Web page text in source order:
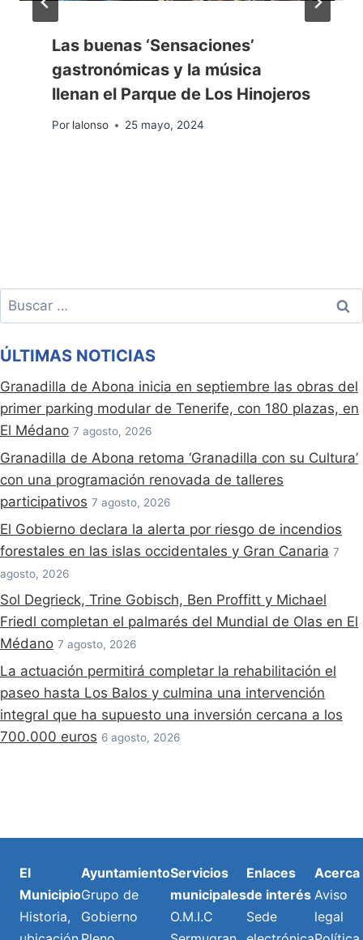
Las buenas ‘Sensaciones’
gastronómicas y la música
llenan el Parque de Los Hinojeros
Por lalonso 25 mayo, 2024
Buscar:
ÚLTIMAS NOTICIAS
Granadilla de Abona inicia en septiembre las obras del
primer parking modular de Tenerife, con 180 plazas, en
El Médano 7 agosto, 2026
Granadilla de Abona retoma ‘Granadilla con su Cultura’
con una programación renovada de talleres
participativos 7 agosto, 2026
El Gobierno declara la alerta por riesgo de incendios
forestales en las islas occidentales y Gran Canaria 7
agosto, 2026
Sol Degrieck, Trine Gobisch, Ben Proffitt y Michael
Friedl completan el palmarés del Mundial de Olas en El
Médano 7 agosto, 2026
La actuación permitirá completar la rehabilitación el
paseo hasta Los Balos y culmina una intervención
integral que ha supuesto una inversión cercana a los
700.000 euros 6 agosto, 2026
El
Municipio
Historia,
Ayuntamiento
Grupo de
Gobierno
Servicios
municipales
O.M.I.C
Enlaces
de interés
Sede
Acerca
Aviso
legal